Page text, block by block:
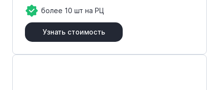
более 10 шт на РЦ
Узнать стоимость